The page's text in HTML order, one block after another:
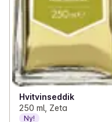
Hvitvinseddik
250 ml, Zeta
Ny!